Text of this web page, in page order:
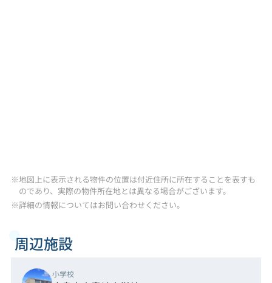
※地図上に表示される物件の位置は付近住所に所在することを表すも
のであり、実際の物件所在地とは異なる場合がございます。
※詳細の情報についてはお問い合わせください。
周辺施設
小学校